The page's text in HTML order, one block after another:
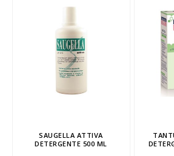
SAUGELLA ATTIVA
DETERGENTE 500 ML